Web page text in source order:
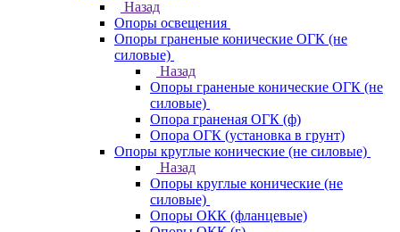
Назад
Опоры освещения
Опоры граненые конические ОГК (не
силовые)
Назад
Опоры граненые конические ОГК (не
силовые)
Опора граненая ОГК (ф)
Опора ОГК (установка в грунт)
Опоры круглые конические (не силовые)
Назад
Опоры круглые конические (не
силовые)
Опоры ОКК (фланцевые)